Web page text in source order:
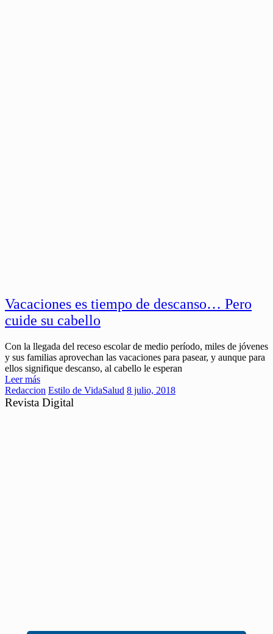
Vacaciones es tiempo de descanso… Pero
cuide su cabello
Con la llegada del receso escolar de medio período, miles de jóvenes
y sus familias aprovechan las vacaciones para pasear, y aunque para
ellos signifique descanso, al cabello le esperan
Leer más
Redaccion Estilo de VidaSalud 8 julio, 2018
Revista Digital